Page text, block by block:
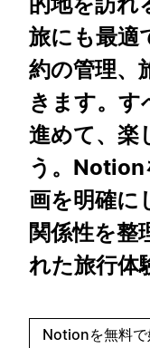
旅にも最適
約の管理、
きます。す
進めて、楽
う。Notion
画を明確に
関係性を整
れた旅行体
Notionを無料で